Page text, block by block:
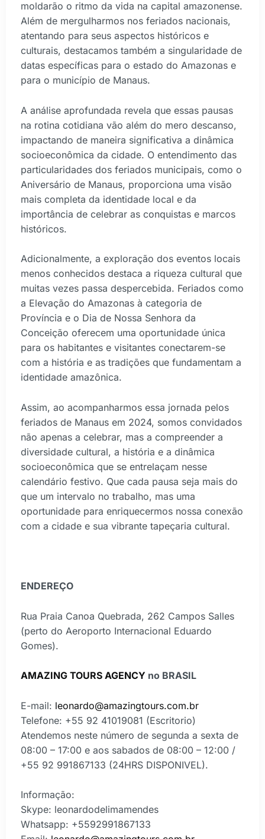
moldarão o ritmo da vida na capital amazonense.
Além de mergulharmos nos feriados nacionais,
atentando para seus aspectos históricos e
culturais, destacamos também a singularidade de
datas específicas para o estado do Amazonas e
para o município de Manaus.
A análise aprofundada revela que essas pausas
na rotina cotidiana vão além do mero descanso,
impactando de maneira significativa a dinâmica
socioeconômica da cidade. O entendimento das
particularidades dos feriados municipais, como o
Aniversário de Manaus, proporciona uma visão
mais completa da identidade local e da
importância de celebrar as conquistas e marcos
históricos.
Adicionalmente, a exploração dos eventos locais
menos conhecidos destaca a riqueza cultural que
muitas vezes passa despercebida. Feriados como
a Elevação do Amazonas à categoria de
Província e o Dia de Nossa Senhora da
Conceição oferecem uma oportunidade única
para os habitantes e visitantes conectarem-se
com a história e as tradições que fundamentam a
identidade amazônica.
Assim, ao acompanharmos essa jornada pelos
feriados de Manaus em 2024, somos convidados
não apenas a celebrar, mas a compreender a
diversidade cultural, a história e a dinâmica
socioeconômica que se entrelaçam nesse
calendário festivo. Que cada pausa seja mais do
que um intervalo no trabalho, mas uma
oportunidade para enriquecermos nossa conexão
com a cidade e sua vibrante tapeçaria cultural.
ENDEREÇO
Rua Praia Canoa Quebrada, 262 Campos Salles
(perto do Aeroporto Internacional Eduardo
Gomes).
AMAZING TOURS AGENCY no BRASIL
E-mail: leonardo@amazingtours.com.br
Telefone: +55 92 41019081 (Escritorio)
Atendemos neste número de segunda a sexta de
08:00 – 17:00 e aos sabados de 08:00 – 12:00 /
+55 92 991867133 (24HRS DISPONIVEL).
Informação:
Skype: leonardodelimamendes
Whatsapp: +5592991867133